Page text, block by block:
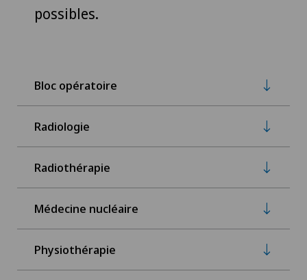
possibles.
Bloc opératoire
Radiologie
Radiothérapie
Médecine nucléaire
Physiothérapie